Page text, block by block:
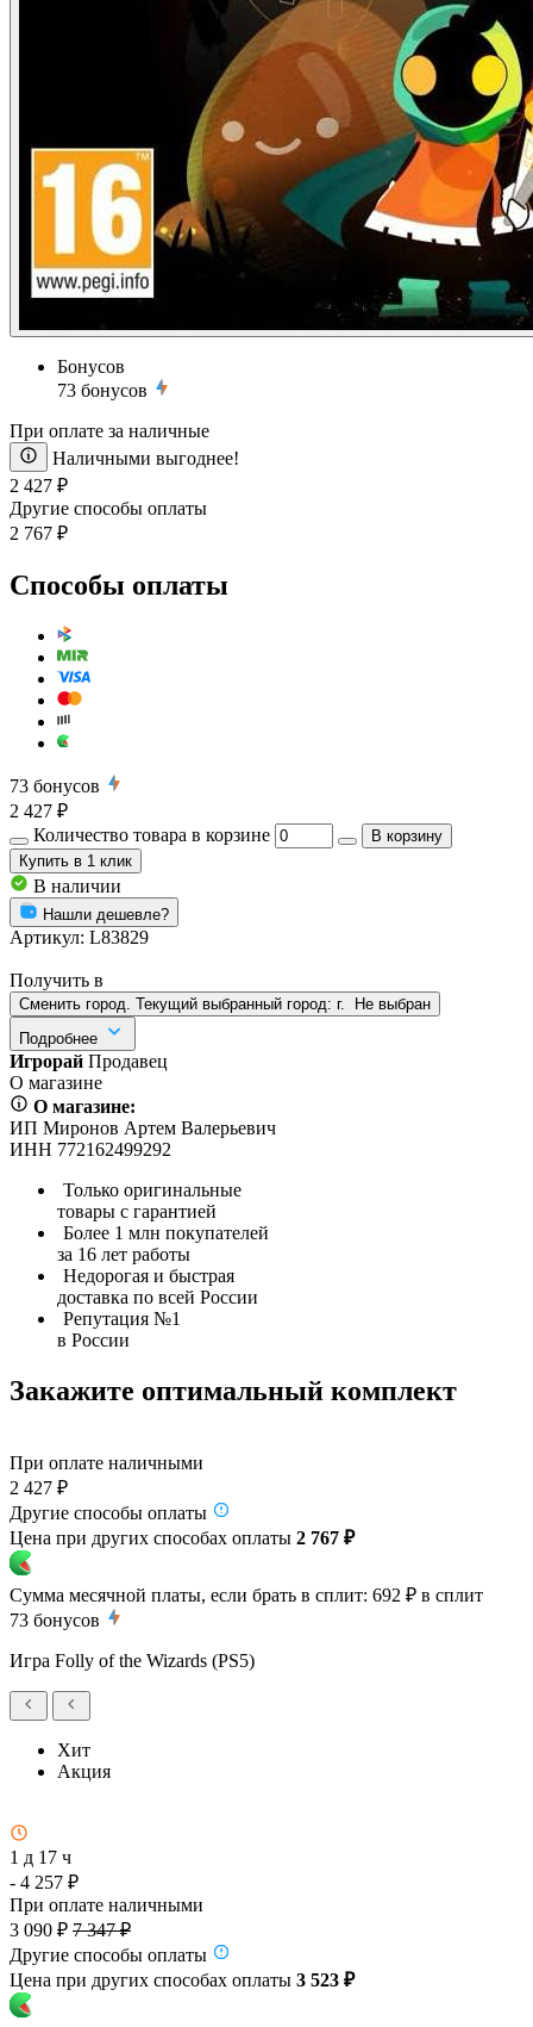
Бонусов
73 бонусов
При оплате за наличные
Наличными выгоднее!
2 427 ₽
Другие способы оплаты
2 767 ₽
Способы оплаты
73 бонусов
2 427 ₽
Количество товара в корзине
В корзину
Купить в 1 клик
В наличии
Нашли дешевле?
Артикул: L83829
Получить в
Сменить город. Текущий выбранный город: г.
Не выбран
Подробнее
Игрорай Продавец
О магазине
О магазине:
ИП Миронов Артем Валерьевич
ИНН 772162499292
Только оригинальные
товары с гарантией
Более 1 млн покупателей
за 16 лет работы
Недорогая и быстрая
доставка по всей России
Репутация №1
в России
Закажите оптимальный комплект
При оплате наличными
2 427 ₽
Другие способы оплаты
Цена при других способах оплаты 2 767 ₽
Сумма месячной платы, если брать в сплит: 692 ₽ в сплит
73 бонусов
Игра Folly of the Wizards (PS5)
Хит
Акция
1 д 17 ч
- 4 257 ₽
При оплате наличными
3 090 ₽ 7 347 ₽
Другие способы оплаты
Цена при других способах оплаты 3 523 ₽